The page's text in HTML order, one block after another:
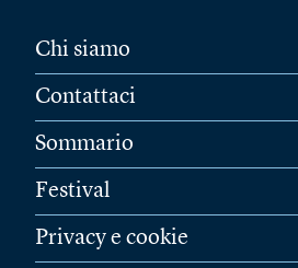
Chi siamo
Contattaci
Sommario
Festival
Privacy e cookie